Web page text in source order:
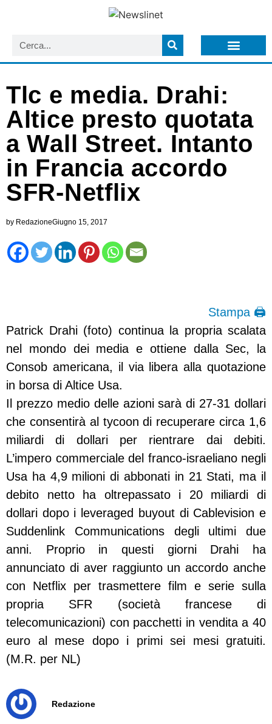
Tlc e media. Drahi:
Altice presto quotata
a Wall Street. Intanto
in Francia accordo
SFR-Netflix
by RedazioneGiugno 15, 2017
Stampa 🖨
Patrick Drahi (foto) continua la propria scalata
nel mondo dei media e ottiene dalla Sec, la
Consob americana, il via libera alla quotazione
in borsa di Altice Usa.
Il prezzo medio delle azioni sarà di 27-31 dollari
che consentirà al tycoon di recuperare circa 1,6
miliardi di dollari per rientrare dai debiti.
L’impero commerciale del franco-israeliano negli
Usa ha 4,9 milioni di abbonati in 21 Stati, ma il
debito netto ha oltrepassato i 20 miliardi di
dollari dopo i leveraged buyout di Cablevision e
Suddenlink Communications degli ultimi due
anni. Proprio in questi giorni Drahi ha
annunciato di aver raggiunto un accordo anche
con Netflix per trasmettere film e serie sulla
propria SFR (società francese di
telecomunicazioni) con pacchetti in vendita a 40
euro al mese dopo i primi sei mesi gratuiti.
(M.R. per NL)
Redazione